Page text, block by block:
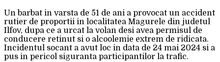
Un barbat in varsta de 51 de ani a provocat un accident
rutier de proportii in localitatea Magurele din judetul
Ilfov, dupa ce a urcat la volan desi avea permisul de
conducere retinut si o alcoolemie extrem de ridicata.
Incidentul socant a avut loc in data de 24 mai 2024 si a
pus in pericol siguranta participantilor la trafic.